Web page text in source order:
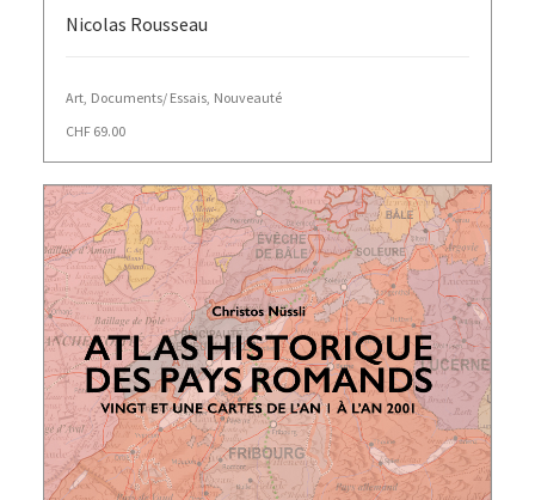
Nicolas Rousseau
Art, Documents/ Essais, Nouveauté
CHF 69.00